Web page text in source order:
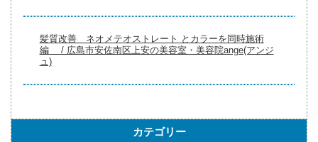
髪質改善 ネオメテオストレート とカラーを同時施術
編 / 広島市安佐南区上安の美容室・美容院ange(アンジ
ュ)
カテゴリー